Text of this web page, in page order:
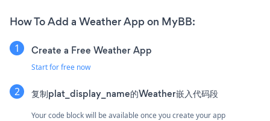
How To Add a Weather App on MyBB:
Create a Free Weather App
Start for free now
复制plat_display_name的Weather嵌入代码段
Your code block will be available once you create your app